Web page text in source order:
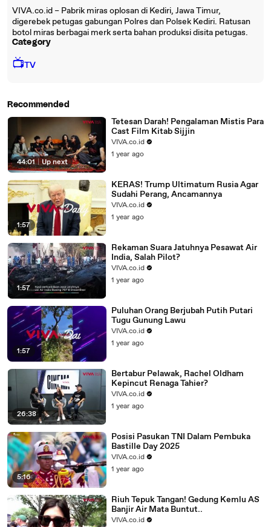
VIVA.co.id – Pabrik miras oplosan di Kediri, Jawa Timur,
digerebek petugas gabungan Polres dan Polsek Kediri. Ratusan
botol miras berbagai merk serta bahan produksi disita petugas.
Category
📺TV
Recommended
44:01 | Up next
Tetesan Darah! Pengalaman Mistis Para
Cast Film Kitab Sijjin
VIVA.co.id
1 year ago
1:57
KERAS! Trump Ultimatum Rusia Agar
Sudahi Perang, Ancamannya
VIVA.co.id
1 year ago
1:57
Rekaman Suara Jatuhnya Pesawat Air
India, Salah Pilot?
VIVA.co.id
1 year ago
1:57
Puluhan Orang Berjubah Putih Putari
Tugu Gunung Lawu
VIVA.co.id
1 year ago
26:38
Bertabur Pelawak, Rachel Oldham
Kepincut Renaga Tahier?
VIVA.co.id
1 year ago
5:16
Posisi Pasukan TNI Dalam Pembuka
Bastille Day 2025
VIVA.co.id
1 year ago
Riuh Tepuk Tangan! Gedung Kemlu AS
Banjir Air Mata Buntut..
VIVA.co.id